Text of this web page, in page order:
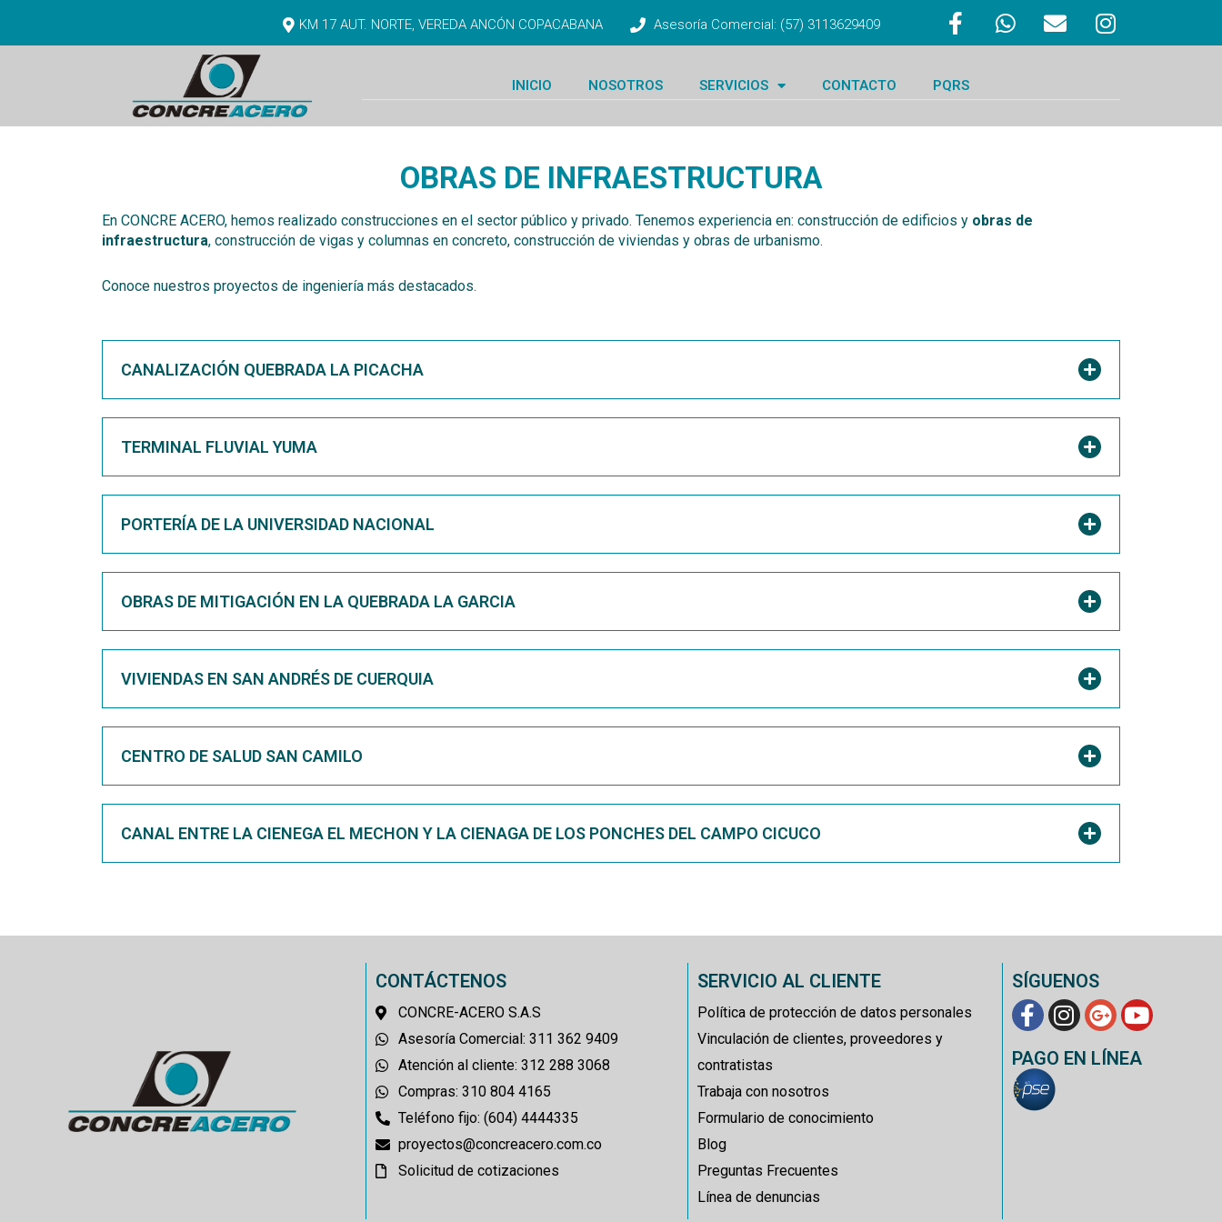
KM 17 AUT. NORTE, VEREDA ANCÓN COPACABANA Asesoría Comercial: (57) 3113629409
INICIO NOSOTROS SERVICIOS CONTACTO PQRS
OBRAS DE INFRAESTRUCTURA
En CONCRE ACERO, hemos realizado construcciones en el sector público y privado. Tenemos experiencia en: construcción de edificios y obras de
infraestructura, construcción de vigas y columnas en concreto, construcción de viviendas y obras de urbanismo.
Conoce nuestros proyectos de ingeniería más destacados.
CANALIZACIÓN QUEBRADA LA PICACHA
TERMINAL FLUVIAL YUMA
PORTERÍA DE LA UNIVERSIDAD NACIONAL
OBRAS DE MITIGACIÓN EN LA QUEBRADA LA GARCIA
VIVIENDAS EN SAN ANDRÉS DE CUERQUIA
CENTRO DE SALUD SAN CAMILO
CANAL ENTRE LA CIENEGA EL MECHON Y LA CIENAGA DE LOS PONCHES DEL CAMPO CICUCO
CONTÁCTENOS
CONCRE-ACERO S.A.S
Asesoría Comercial: 311 362 9409
Atención al cliente: 312 288 3068
Compras: 310 804 4165
Teléfono fijo: (604) 4444335
proyectos@concreacero.com.co
Solicitud de cotizaciones
SERVICIO AL CLIENTE
Política de protección de datos personales
Vinculación de clientes, proveedores y
contratistas
Trabaja con nosotros
Formulario de conocimiento
Blog
Preguntas Frecuentes
Línea de denuncias
SÍGUENOS
PAGO EN LÍNEA